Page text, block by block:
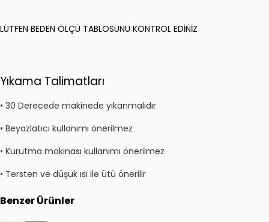
LÜTFEN BEDEN ÖLÇÜ TABLOSUNU KONTROL EDİNİZ
Yıkama Talimatları
• 30 Derecede makinede yıkanmalıdır
• Beyazlatıcı kullanımı önerilmez
• Kurutma makinası kullanımı önerilmez
• Tersten ve düşük ısı ile ütü önerilir
Benzer Ürünler